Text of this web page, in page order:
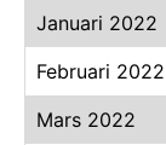
Januari 2022
Februari 2022
Mars 2022